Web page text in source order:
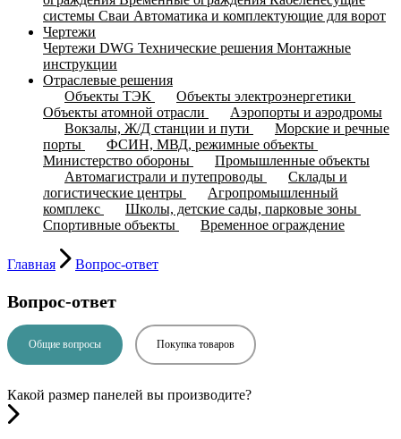
системы Cваи Автоматика и комплектующие для ворот
Чертежи
Чертежи DWG Технические решения Монтажные
инструкции
Отраслевые решения
Объекты ТЭК
Объекты электроэнергетики
Объекты атомной отрасли
Аэропорты и аэродромы
Вокзалы, Ж/Д станции и пути
Морские и речные
порты
ФСИН, МВД, режимные объекты
Министерство обороны
Промышленные объекты
Автомагистрали и путепроводы
Склады и
логистические центры
Агропромышленный
комплекс
Школы, детские сады, парковые зоны
Спортивные объекты
Временное ограждение
Главная Вопрос-ответ
Вопрос-ответ
Общие вопросы Покупка товаров
Какой размер панелей вы производите?